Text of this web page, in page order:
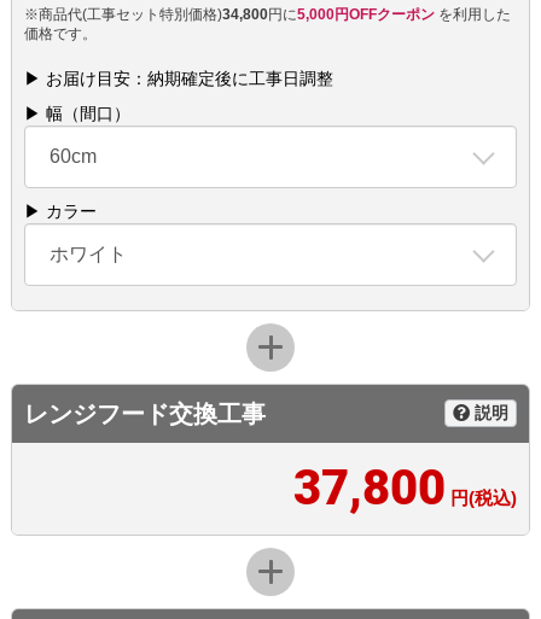
※商品代(工事セット特別価格)34,800円に5,000円OFFクーポンを利用した
価格です。
▶ お届け目安：納期確定後に工事日調整
▶ 幅（間口）
60cm
▶ カラー
ホワイト
レンジフード交換工事 説明
37,800 円(税込)